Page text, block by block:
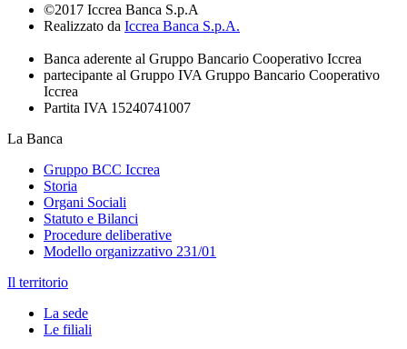
©2017 Iccrea Banca S.p.A
Realizzato da Iccrea Banca S.p.A.
Banca aderente al Gruppo Bancario Cooperativo Iccrea
partecipante al Gruppo IVA Gruppo Bancario Cooperativo
Iccrea
Partita IVA 15240741007
La Banca
Gruppo BCC Iccrea
Storia
Organi Sociali
Statuto e Bilanci
Procedure deliberative
Modello organizzativo 231/01
Il territorio
La sede
Le filiali